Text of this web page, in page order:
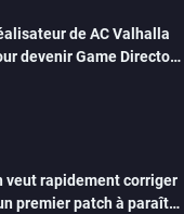
de AC Valhalla
devenir Game Director
veut rapidement corriger
premier patch à paraître